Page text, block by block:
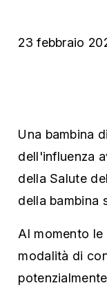
23 febbraio
Una bambina
dell'influenza
della Salute
della bambina
Al momento
modalità di